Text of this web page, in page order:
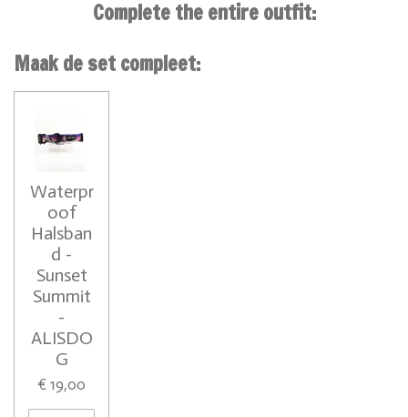
Complete the entire outfit:
Maak de set compleet:
Waterpr
oof
Halsban
d -
Sunset
Summit
-
ALISDO
G
€ 19,00